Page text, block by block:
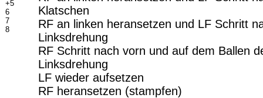
+5
6
7
8
Klatschen
RF an linken heransetzen und LF Schritt
Linksdrehung
RF Schritt nach vorn und auf dem Ballen
Linksdrehung
LF wieder aufsetzen
RF heransetzen (stampfen)